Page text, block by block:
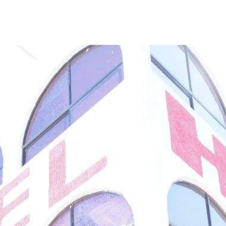
impacto
Destacados Estado Policiaca
Perdieron a sus seres queridos;
una casa
3 de agosto de 2026 Redacción